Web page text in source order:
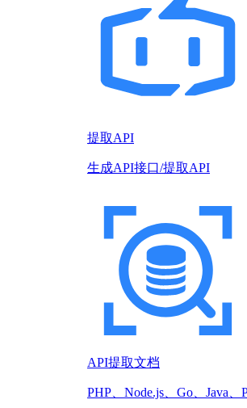
提取API
生成API接口/提取API
API提取文档
PHP、Node.js、Go、Java、